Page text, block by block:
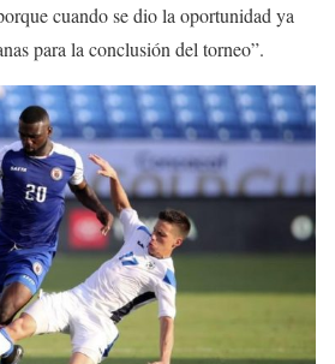
cuando se dio la oportunidad ya
para la conclusión del torneo”.